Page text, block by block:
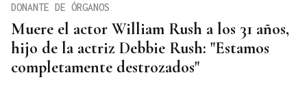
Muere el actor William Rush a los 31 años,
hijo de la actriz Debbie Rush: "Estamos
completamente destrozados"
DONANTE DE ÓRGANOS